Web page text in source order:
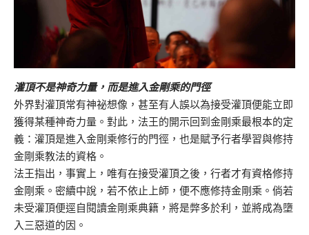
灌頂不是神奇力量，而是進入金剛乘的門徑
外界對灌頂常有神祕想像，甚至有人誤以為接受灌頂便能立即
獲得某種神奇力量。對此，法王的開示回到金剛乘最根本的定
義：灌頂是進入金剛乘修行的門徑，也是賦予行者學習與修持
金剛乘教法的資格。
法王指出，事實上，唯有在接受灌頂之後，行者才有資格修持
金剛乘。密續中說，若不依止上師，便不應修持金剛乘。倘若
未受灌頂便逕自閱讀金剛乘典籍，將是弊多於利，並將成為墮
入三惡道的因。